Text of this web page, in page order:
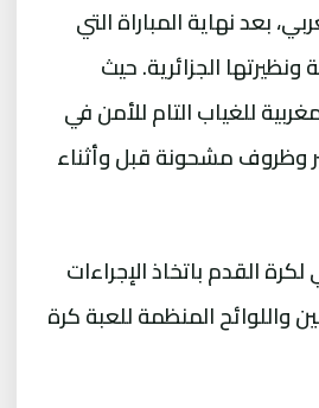
بعد نهاية المباراة التي
الجزائرية. حيث
للغياب التام للأمن في
وظروف مشحونة قبل وأثناء
القدم باتخاذ الإجراءات
واللوائح المنظمة للعبة كرة